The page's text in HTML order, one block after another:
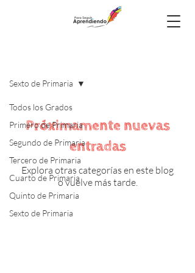
Todos los Grados
Primero de Primaria
Segundo de Primaria
Tercero de Primaria
Cuarto de Primaria
Quinto de Primaria
Sexto de Primaria
Sexto de Primaria
Próximamente nuevas
entradas
Explora otras categorías en este blog
o vuelve más tarde.